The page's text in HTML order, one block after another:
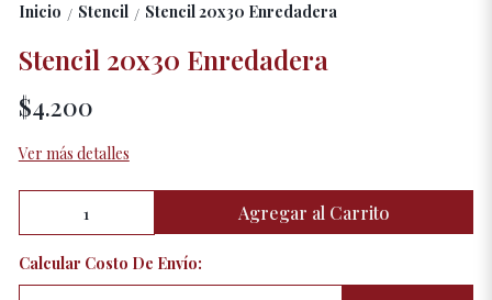
Inicio / Stencil / Stencil 20x30 Enredadera
Stencil 20x30 Enredadera
$4.200
Ver más detalles
Agregar al Carrito
Calcular Costo De Envío: